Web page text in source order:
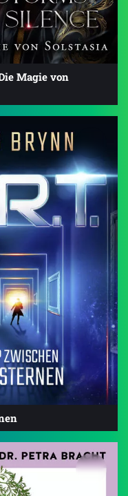
Magie von